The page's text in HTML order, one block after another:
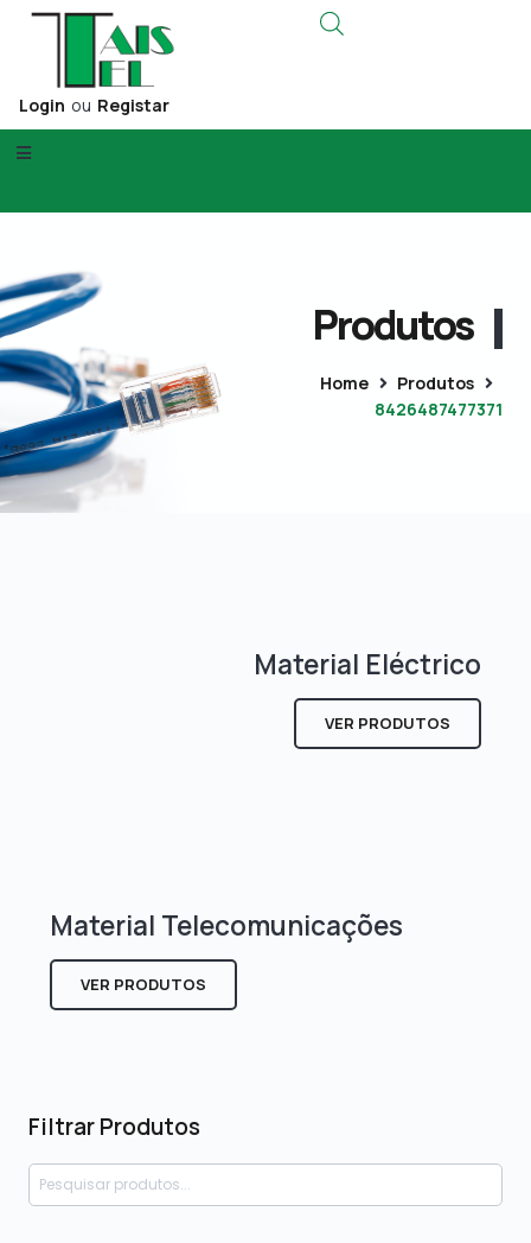
Login ou Registar
Produtos
Home
Produtos
8426487477371
Filtrar Produtos
Material Eléctrico
VER PRODUTOS
Material Telecomunicações
VER PRODUTOS